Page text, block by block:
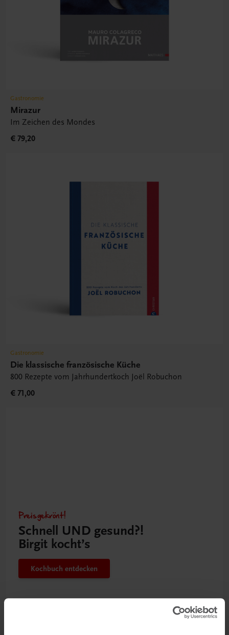
Gastronomie
Mirazur
Im Zeichen des Mondes
€ 79,20
Gastronomie
Die klassische französische Küche
800 Rezepte vom Jahrhundertkoch Joël Robuchon
€ 71,00
Preisgekrönt!
Schnell UND gesund?!
Birgit kocht’s
Kochbuch entdecken